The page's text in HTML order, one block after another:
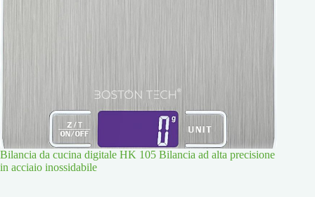
Bilancia da cucina digitale HK 105 Bilancia ad alta precisione
in acciaio inossidabile